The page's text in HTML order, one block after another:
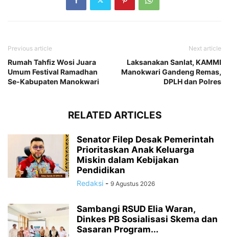
Previous article
Rumah Tahfiz Wosi Juara
Umum Festival Ramadhan
Se-Kabupaten Manokwari
Next article
Laksanakan Sanlat, KAMMI
Manokwari Gandeng Remas,
DPLH dan Polres
RELATED ARTICLES
Senator Filep Desak Pemerintah
Prioritaskan Anak Keluarga
Miskin dalam Kebijakan
Pendidikan
Redaksi - 9 Agustus 2026
Sambangi RSUD Elia Waran,
Dinkes PB Sosialisasi Skema dan
Sasaran Program...